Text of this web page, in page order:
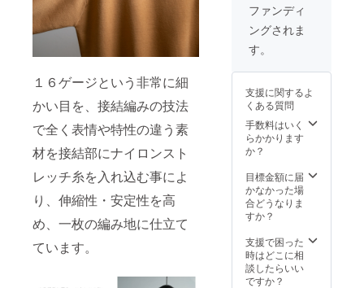
１６ゲージという非常に細
かい目を、接結編みの技法
で全く表情や特性の違う素
材を接結部にナイロンスト
レッチ糸を入れ込む事によ
り、伸縮性・安定性を高
め、一枚の編み地に仕立て
ています。
ファンディ
ングされま
す。
支援に関するよ
くある質問
手数料はいく
らかかります
か？
目標金額に届
かなかった場
合どうなりま
すか？
支援で困った
時はどこに相
談したらいい
ですか？